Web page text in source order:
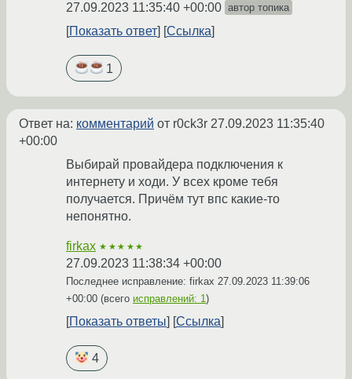
27.09.2023 11:35:40 +00:00 автор топика
Показать ответ Ссылка
1
Ответ на: комментарий от r0ck3r 27.09.2023 11:35:40
+00:00
Выбирай провайдера подключения к
интернету и ходи. У всех кроме тебя
получается. Причём тут впс какие-то
непонятно.
firkax ★★★★★
27.09.2023 11:38:34 +00:00
Последнее исправление: firkax 27.09.2023 11:39:06
+00:00 (всего исправлений: 1 )
Показать ответы Ссылка
4